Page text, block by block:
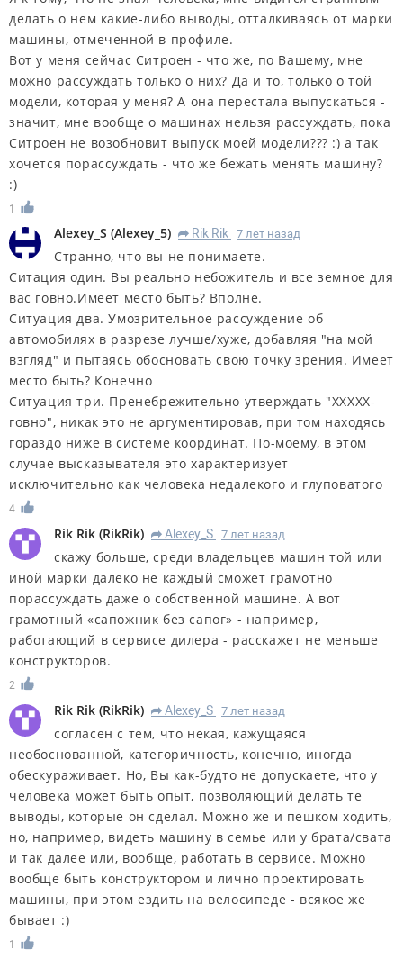
делать о нем какие-либо выводы, отталкиваясь от марки
машины, отмеченной в профиле.
Вот у меня сейчас Ситроен - что же, по Вашему, мне
можно рассуждать только о них? Да и то, только о той
модели, которая у меня? А она перестала выпускаться -
значит, мне вообще о машинах нельзя рассуждать, пока
Ситроен не возобновит выпуск моей модели??? :) а так
хочется порассуждать - что же бежать менять машину?
:)
1
Alexey_S (Alexey_5) R Rik Rik 7 лет назад
Странно, что вы не понимаете.
Ситация один. Вы реально небожитель и все земное для
вас говно.Имеет место быть? Вполне.
Ситуация два. Умозрительное рассуждение об
автомобилях в разрезе лучше/хуже, добавляя "на мой
взгляд" и пытаясь обосновать свою точку зрения. Имеет
место быть? Конечно
Ситуация три. Пренебрежительно утверждать "ХХХХХ-
говно", никак это не аргументировав, при том находясь
гораздо ниже в системе координат. По-моему, в этом
случае высказывателя это характеризует
исключительно как человека недалекого и глуповатого
4
Rik Rik (RikRik) R Alexey_S 7 лет назад
скажу больше, среди владельцев машин той или
иной марки далеко не каждый сможет грамотно
порассуждать даже о собственной машине. А вот
грамотный «сапожник без сапог» - например,
работающий в сервисе дилера - расскажет не меньше
конструкторов.
2
Rik Rik (RikRik) R Alexey_S 7 лет назад
согласен с тем, что некая, кажущаяся
необоснованной, категоричность, конечно, иногда
обескураживает. Но, Вы как-будто не допускаете, что у
человека может быть опыт, позволяющий делать те
выводы, которые он сделал. Можно же и пешком ходить,
но, например, видеть машину в семье или у брата/свата
и так далее или, вообще, работать в сервисе. Можно
вообще быть конструктором и лично проектировать
машины, при этом ездить на велосипеде - всякое же
бывает :)
1